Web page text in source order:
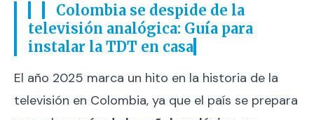
Colombia se despide de la
televisión analógica: Guía para
instalar la TDT en casa
El año 2025 marca un hito en la historia de la
televisión en Colombia, ya que el país se prepara